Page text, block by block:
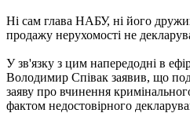
Ні сам глава НАБУ, ні його
продажу нерухомості не
У зв'язку з цим напередодні в
Володимир Співак заявив, що
заяву про вчинення
фактом недостовірного